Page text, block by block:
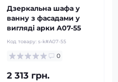
Дзеркальна шафа у
ванну з фасадами у
вигляді арки А07-55
Код товару: s-k#А07-55
0
2 313 грн.